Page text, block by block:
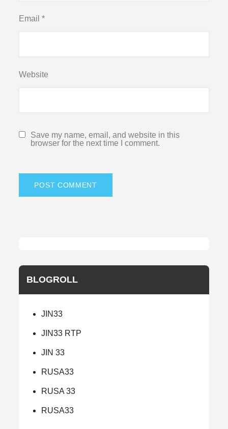
Email*
Website
Save my name, email, and website in this
browser for the next time I comment.
BLOGROLL
JIN33
JIN33 RTP
JIN 33
RUSA33
RUSA 33
RUSA33